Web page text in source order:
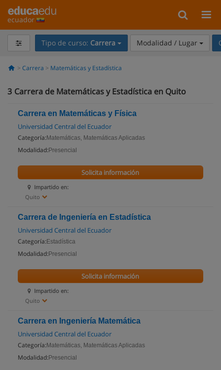
ecuador
Tipo de curso: Carrera Modalidad / Lugar
Carrera Matemáticas y Estadística
3 Carrera de Matemáticas y Estadística en Quito
Carrera en Matemáticas y Física
Universidad Central del Ecuador
Categoría: Matemáticas, Matemáticas Aplicadas
Modalidad: Presencial
Impartido en:
Quito
Solicita información
Carrera de Ingeniería en Estadística
Universidad Central del Ecuador
Categoría: Estadística
Modalidad: Presencial
Impartido en:
Quito
Solicita información
Carrera en Ingeniería Matemática
Universidad Central del Ecuador
Categoría: Matemáticas, Matemáticas Aplicadas
Modalidad: Presencial